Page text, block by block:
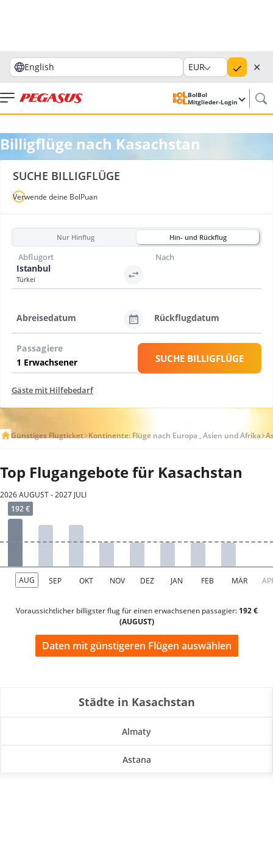
English EUR ✕
BolBol
Mitglieder-Login
Billigflüge nach Kasachstan
SUCHE BILLIGFLÜGE
Verwende deine BolPuan
Nur Hinflug Hin- und Rückflug
Istanbul
Türkei
Abflugort Nach
Abreisedatum Rückflugdatum
Passagiere
SUCHE BILLIGFLÜGE
Gäste mit Hilfebedarf
Günstiges Flugticket Kontinente: Flüge nach Europa , Asien und Afrika
Top Flugangebote für Kasachstan
2026 AUGUST - 2027 JULI
Voraussichtlicher billigster flug für einen erwachsenen passagier: 192 €
(AUGUST)
Daten mit günstigeren Flügen auswählen
Städte in Kasachstan
Almaty
Astana